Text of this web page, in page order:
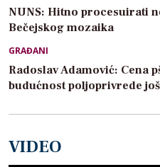
NUNS: Hitno procesuirati
Bečejskog mozaika
GRAĐANI
Radoslav Adamović: Cena
budućnost poljoprivrede
VIDEO